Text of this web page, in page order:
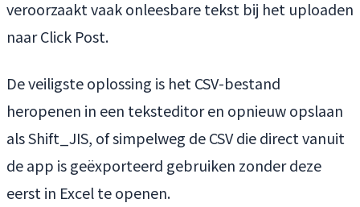
veroorzaakt vaak onleesbare tekst bij het uploaden
naar Click Post.
De veiligste oplossing is het CSV-bestand
heropenen in een teksteditor en opnieuw opslaan
als Shift_JIS, of simpelweg de CSV die direct vanuit
de app is geëxporteerd gebruiken zonder deze
eerst in Excel te openen.